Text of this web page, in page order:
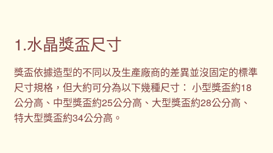
1.水晶獎盃尺寸
獎盃依據造型的不同以及生產廠商的差異並沒固定的標準
尺寸規格，但大約可分為以下幾種尺寸： 小型獎盃約18
公分高、中型獎盃約25公分高、大型獎盃約28公分高、
特大型獎盃約34公分高。